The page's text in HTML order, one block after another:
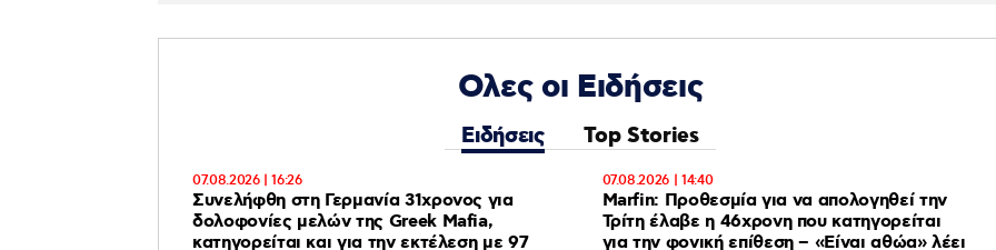
Ολες οι Ειδήσεις
Ειδήσεις Top Stories
07.08.2026 | 16:26
Συνελήφθη στη Γερμανία 31χρονος για
δολοφονίες μελών της Greek Mafia,
κατηγορείται και για την εκτέλεση με 97
07.08.2026 | 14:40
Marfin: Προθεσμία για να απολογηθεί την
Τρίτη έλαβε η 46χρονη που κατηγορείται
για την φονική επίθεση – «Είναι αθώα» λέει